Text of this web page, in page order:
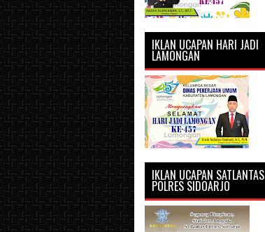
IKLAN UCAPAN HARI JADI
LAMONGAN
IKLAN UCAPAN SATLANTAS
POLRES SIDOARJO